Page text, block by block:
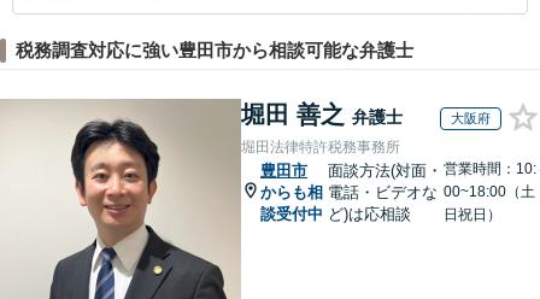
税務調査対応に強い豊田市から相談可能な弁護士
堀田 善之 弁護士 大阪府
堀田法律特許税務事務所
豊田市
からも相
談受付中
面談方法(対面・
電話・ビデオな
ど)は応相談
営業時間：10:
00~18:00（土
日祝日）